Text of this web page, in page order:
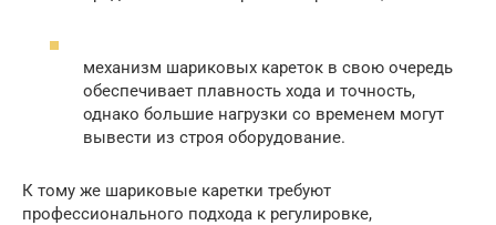
механизм шариковых кареток в свою очередь
обеспечивает плавность хода и точность,
однако большие нагрузки со временем могут
вывести из строя оборудование.
К тому же шариковые каретки требуют
профессионального подхода к регулировке,